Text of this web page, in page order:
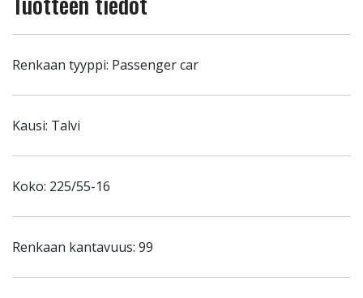
Renkaan tyyppi: Passenger car
Kausi: Talvi
Koko: 225/55-16
Renkaan kantavuus: 99